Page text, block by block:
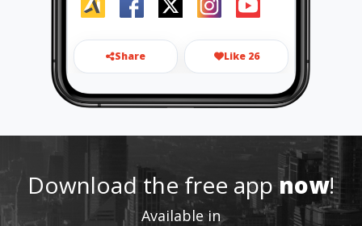
Share Like 26
ideandopnl@gmail.com
https://ideandopnlargentina.
amawebs.com/
Download the free appnow!
Available in